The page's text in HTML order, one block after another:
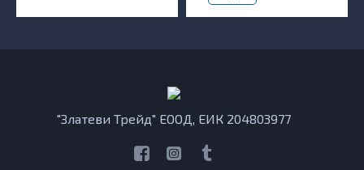
"Златеви Трейд" ЕООД, ЕИК 204803977